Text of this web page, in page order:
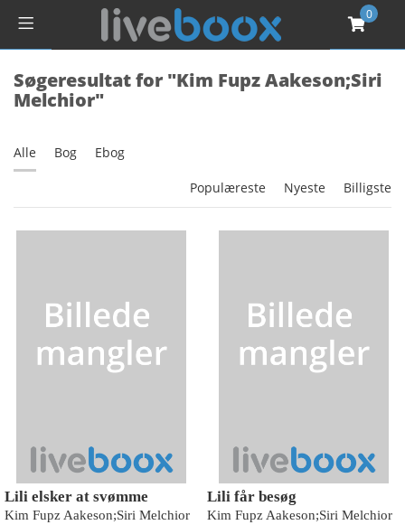
0
Søgeresultat for "Kim Fupz Aakeson;Siri
Melchior"
Alle Bog Ebog
Populæreste Nyeste Billigste
Lili elsker at svømme
Kim Fupz Aakeson;Siri Melchior
Lili får besøg
Kim Fupz Aakeson;Siri Melchior